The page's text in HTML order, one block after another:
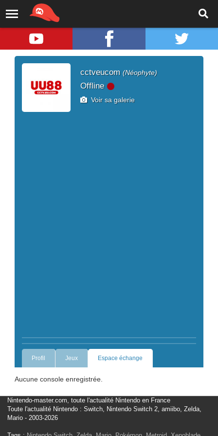
cctveucom (Néophyte)
Offline
Voir sa galerie
Profil Jeux Espace échange
Aucune console enregistrée.
Nintendo-master.com, toute l'actualité Nintendo en France
Toute l'actualité Nintendo : Switch, Nintendo Switch 2, amiibo, Zelda,
Mario - 2003-2026